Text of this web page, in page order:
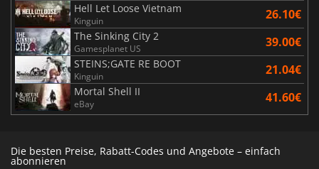
Hell Let Loose Vietnam
Kinguin 26.10€
The Sinking City 2
Gamesplanet US 39.00€
STEINS;GATE RE BOOT
Kinguin 21.04€
Mortal Shell II
eBay 41.60€
Die besten Preise, Rabatt-Codes und Angebote – einfach
abonnieren